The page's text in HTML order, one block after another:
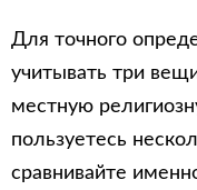
Для точного
учитывать три
местную
пользуетесь
сравнивайте